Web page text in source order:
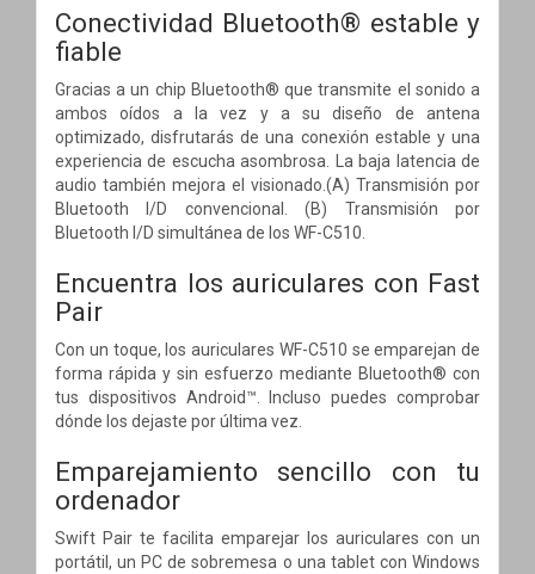
Conectividad Bluetooth® estable y
fiable
Gracias a un chip Bluetooth® que transmite el sonido a
ambos oídos a la vez y a su diseño de antena
optimizado, disfrutarás de una conexión estable y una
experiencia de escucha asombrosa. La baja latencia de
audio también mejora el visionado.(A) Transmisión por
Bluetooth I/D convencional. (B) Transmisión por
Bluetooth I/D simultánea de los WF-C510.
Encuentra los auriculares con Fast
Pair
Con un toque, los auriculares WF-C510 se emparejan de
forma rápida y sin esfuerzo mediante Bluetooth® con
tus dispositivos Android™. Incluso puedes comprobar
dónde los dejaste por última vez.
Emparejamiento sencillo con tu
ordenador
Swift Pair te facilita emparejar los auriculares con un
portátil, un PC de sobremesa o una tablet con Windows